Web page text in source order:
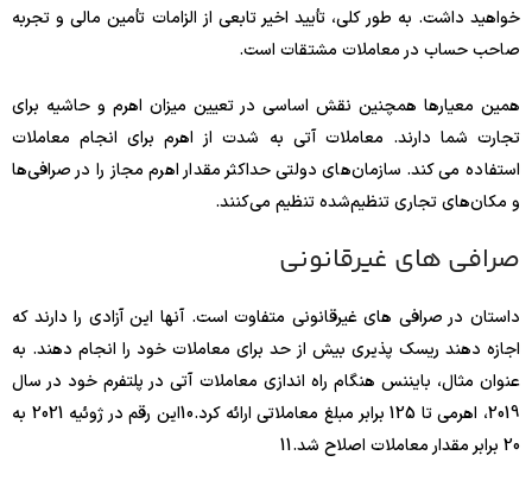
خواهید داشت. به طور کلی، تأیید اخیر تابعی از الزامات تأمین مالی و تجربه
صاحب حساب در معاملات مشتقات است.
همین معیارها همچنین نقش اساسی در تعیین میزان اهرم و حاشیه برای
تجارت شما دارند. معاملات آتی به شدت از اهرم برای انجام معاملات
استفاده می کند. سازمان‌های دولتی حداکثر مقدار اهرم مجاز را در صرافی‌ها
و مکان‌های تجاری تنظیم‌شده تنظیم می‌کنند.
صرافی های غیرقانونی
داستان در صرافی های غیرقانونی متفاوت است. آنها این آزادی را دارند که
اجازه دهند ریسک پذیری بیش از حد برای معاملات خود را انجام دهند. به
عنوان مثال، بایننس هنگام راه اندازی معاملات آتی در پلتفرم خود در سال
2019، اهرمی تا 125 برابر مبلغ معاملاتی ارائه کرد.
10
این رقم در ژوئیه 2021 به
20 برابر مقدار معاملات اصلاح شد.
11